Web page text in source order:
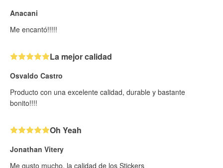
Anacani
Me encantó!!!!!
La mejor calidad
Osvaldo Castro
Producto con una excelente calidad, durable y bastante
bonito!!!!
Oh Yeah
Jonathan Vitery
Me gusto mucho, la calidad de los Stickers